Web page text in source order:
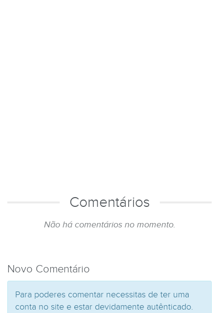
Comentários
Não há comentários no momento.
Novo Comentário
Para poderes comentar necessitas de ter uma
conta no site e estar devidamente autênticado.